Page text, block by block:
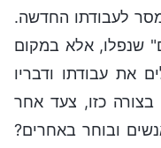
לעבודתו החדשה.
שנפלו, אלא במקום
את עבודתו ודבריו
כזו, צעד אחר
ובוחר באחרים?